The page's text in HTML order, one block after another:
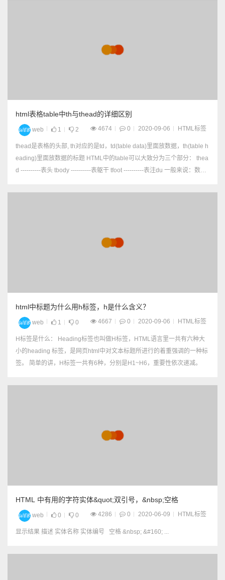
html表格table中th与thead的详细区别
web 1 2 4674 0 2020-09-06 HTML标签
thead是表格的头部, th对应的是td，td(table data)里面放数据，th(table h
eading)里面放数据的标题 HTML中的table可以大致分为三个部分： thea
d ----------表头 tbody ----------表躯干 tfoot ----------表注du 一般来说：数据
html中标题为什么用h标签，h是什么含义？
web 1 0 4667 0 2020-09-06 HTML标签
H标签是什么： Heading标签也叫做H标签，HTML语言里一共有六种大
小的heading 标签，是网页html中对文本标题所进行的着重强调的一种标
签。 简单的讲，H标签一共有6种，分别是H1~H6，重要性依次递减。
HTML 中有用的字符实体&quot;双引号，&nbsp;空格
web 0 0 4286 0 2020-06-09 HTML标签
显示结果 描述 实体名称 实体编号 空格 &nbsp; &#160; ...